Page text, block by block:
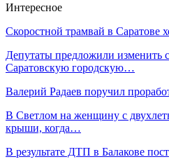
Интересное
Скоростной трамвай в Саратове
Депутаты предложили изменить
Саратовскую городскую…
Валерий Радаев поручил
В Светлом на женщину с
крыши, когда…
В результате ДТП в Балакове